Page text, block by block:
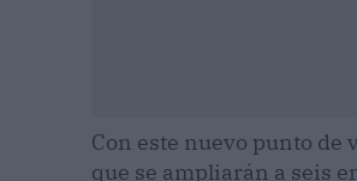
Con este nuevo punto de
que se ampliarán a seis